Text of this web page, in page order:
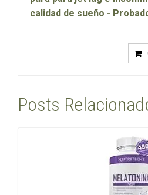
calidad de sueño -
Posts